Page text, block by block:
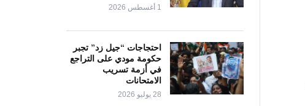
1 أغسطس 2026
احتجاجات “جيل زد” تجبر
حكومة مودي على التراجع
في أزمة تسريب
الامتحانات
28 يوليو 2026